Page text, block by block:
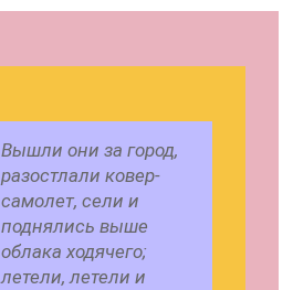
Вышли они за город,
разостлали ковер-
самолет, сели и
поднялись выше
облака ходячего;
летели, летели и